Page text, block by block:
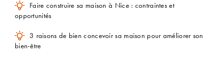
Faire construire sa maison à Nice : contraintes et
opportunités
3 raisons de bien concevoir sa maison pour améliorer son
bien-être